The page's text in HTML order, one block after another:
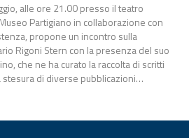
alle ore 21.00 presso il teatro
Partigiano in collaborazione con
propone un incontro sulla
Rigoni Stern con la presenza del suo
che ne ha curato la raccolta di scritti
stesura di diverse pubblicazioni…